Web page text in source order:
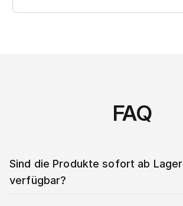
FAQ
Sind die Produkte sofort ab Lager
verfügbar?